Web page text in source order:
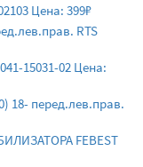
Цена: 399₽
RTS
15031-02 Цена:
18- перед.лев.прав.
FEBEST